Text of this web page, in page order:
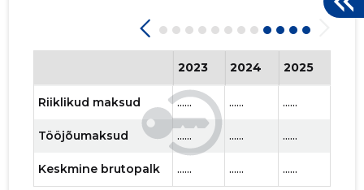
2023 2024 2025
Riiklikud maksud ...... ...... ......
Tööjõumaksud ...... ...... ......
Keskmine brutopalk ...... ...... ......